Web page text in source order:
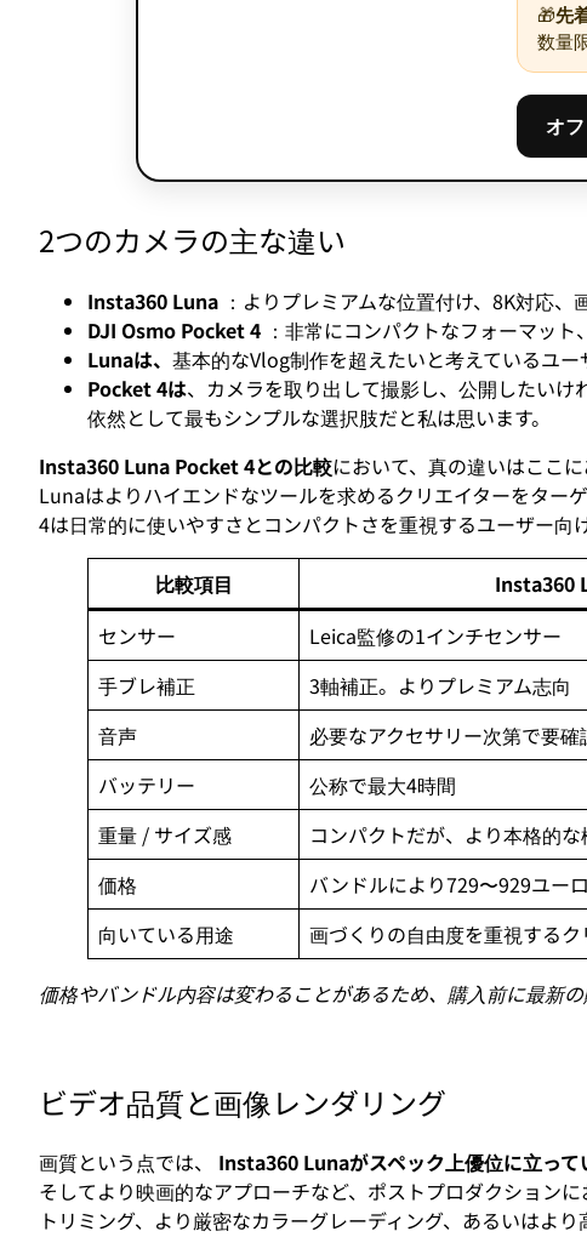
🎁先
数量
オ
2つのカメラの主な違い
Insta360 Luna ：よりプレミアムな位置付け、8K対応
DJI Osmo Pocket 4 ：非常にコンパクトなフォーマッ
Lunaは、 基本的なVlog制作を超えたいと考えているユ
Pocket 4は、カメラを取り出して撮影し、公開したいけ
依然として最もシンプルな選択肢だと私は思います。
Insta360 Luna Pocket 4との比較において、真の違いはここ
Lunaはよりハイエンドなツールを求めるクリエイターをター
4は日常的に使いやすさとコンパクトさを重視するユーザー向
比較項目 Insta360
センサー
Leica監修の1インチセンサー
手ブレ補正
3軸補正。よりプレミアム志向
音声
必要なアクセサリー次第で要確
バッテリー
公称で最大4時間
重量 / サイズ感
コンパクトだが、より本格的な
価格
バンドルにより729〜929ユーロ
向いている用途
画づくりの自由度を重視するク
価格やバンドル内容は変わることがあるため、購入前に最新の
ビデオ品質と画像レンダリング
画質という点では、 Insta360 Lunaがスペック上優位に立って
そしてより映画的なアプローチなど、ポストプロダクション
トリミング、より厳密なカラーグレーディング、あるいはよ